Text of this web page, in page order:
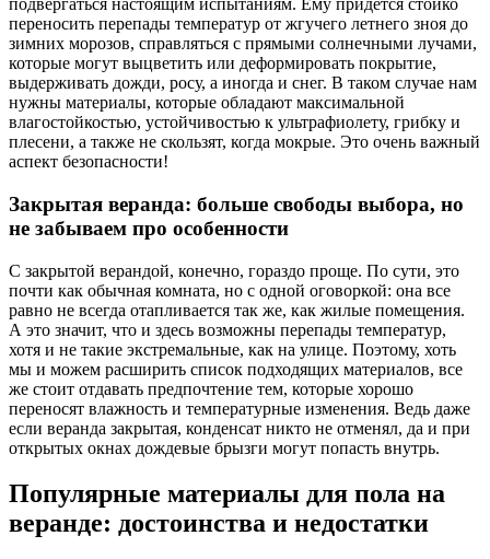
подвергаться настоящим испытаниям. Ему придется стойко
переносить перепады температур от жгучего летнего зноя до
зимних морозов, справляться с прямыми солнечными лучами,
которые могут выцветить или деформировать покрытие,
выдерживать дожди, росу, а иногда и снег. В таком случае нам
нужны материалы, которые обладают максимальной
влагостойкостью, устойчивостью к ультрафиолету, грибку и
плесени, а также не скользят, когда мокрые. Это очень важный
аспект безопасности!
Закрытая веранда: больше свободы выбора, но
не забываем про особенности
С закрытой верандой, конечно, гораздо проще. По сути, это
почти как обычная комната, но с одной оговоркой: она все
равно не всегда отапливается так же, как жилые помещения.
А это значит, что и здесь возможны перепады температур,
хотя и не такие экстремальные, как на улице. Поэтому, хоть
мы и можем расширить список подходящих материалов, все
же стоит отдавать предпочтение тем, которые хорошо
переносят влажность и температурные изменения. Ведь даже
если веранда закрытая, конденсат никто не отменял, да и при
открытых окнах дождевые брызги могут попасть внутрь.
Популярные материалы для пола на
веранде: достоинства и недостатки